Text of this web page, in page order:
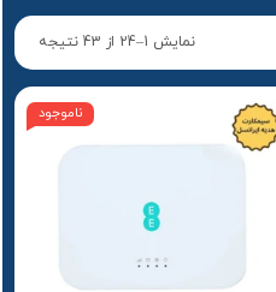
نمایش 1–24 از 43 نتیجه
ناموجود